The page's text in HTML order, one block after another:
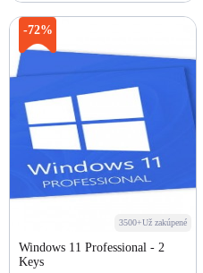
-72%
3500+Už zakúpené
Windows 11 Professional - 2
Keys